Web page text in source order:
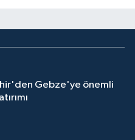
Gebze'ye önemli